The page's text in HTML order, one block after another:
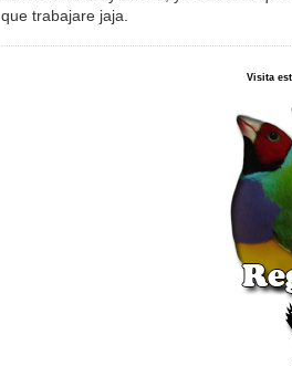
que trabajare jaja.
Visita